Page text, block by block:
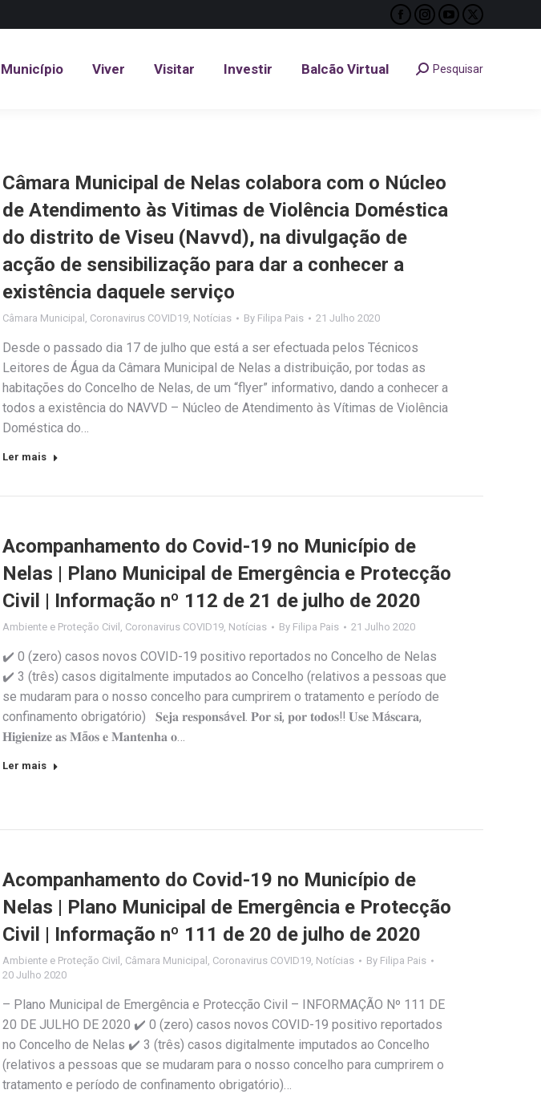
Facebook
opens
Instagram
opens
YouTube
opens
X
opens
Município Viver Visitar Investir Balcão Virtual Search:Pesquisar
Câmara Municipal de Nelas colabora com o Núcleo
de Atendimento às Vitimas de Violência Doméstica
do distrito de Viseu (Navvd), na divulgação de
acção de sensibilização para dar a conhecer a
existência daquele serviço
Câmara Municipal , Coronavirus COVID19, Notícias By Filipa Pais 21 Julho 2020
Desde o passado dia 17 de julho que está a ser efectuada pelos Técnicos
Leitores de Água da Câmara Municipal de Nelas a distribuição, por todas as
habitações do Concelho de Nelas, de um “flyer” informativo, dando a conhecer a
todos a existência do NAVVD – Núcleo de Atendimento às Vítimas de Violência
Doméstica do…
Ler mais
Acompanhamento do Covid-19 no Município de
Nelas | Plano Municipal de Emergência e Protecção
Civil | Informação nº 112 de 21 de julho de 2020
Ambiente e Proteção Civil , Coronavirus COVID19, Notícias By Filipa Pais 21 Julho 2020
✔️ 0 (zero) casos novos COVID-19 positivo reportados no Concelho de Nelas
✔️ 3 (três) casos digitalmente imputados ao Concelho (relativos a pessoas que
se mudaram para o nosso concelho para cumprirem o tratamento e período de
confinamento obrigatório) 𝐒𝐞𝐣𝐚 𝐫𝐞𝐬𝐩𝐨𝐧𝐬á𝐯𝐞𝐥. 𝐏𝐨𝐫 𝐬𝐢, 𝐩𝐨𝐫 𝐭𝐨𝐝𝐨𝐬‼️ 𝐔𝐬𝐞 𝐌á𝐬𝐜𝐚𝐫𝐚,
𝐇𝐢𝐠𝐢𝐞𝐧𝐢𝐳𝐞 𝐚𝐬 𝐌ã𝐨𝐬 𝐞 𝐌𝐚𝐧𝐭𝐞𝐧𝐡𝐚 𝐨…
Ler mais
Acompanhamento do Covid-19 no Município de
Nelas | Plano Municipal de Emergência e Protecção
Civil | Informação nº 111 de 20 de julho de 2020
Ambiente e Proteção Civil , Câmara Municipal , Coronavirus COVID19, Notícias By Filipa Pais
20 Julho 2020
– Plano Municipal de Emergência e Protecção Civil – INFORMAÇÃO Nº 111 DE
20 DE JULHO DE 2020 ✔️ 0 (zero) casos novos COVID-19 positivo reportados
no Concelho de Nelas ✔️ 3 (três) casos digitalmente imputados ao Concelho
(relativos a pessoas que se mudaram para o nosso concelho para cumprirem o
tratamento e período de confinamento obrigatório)…
Município Viver Visitar Investir Balcão Virtual Search:
Pesquisar